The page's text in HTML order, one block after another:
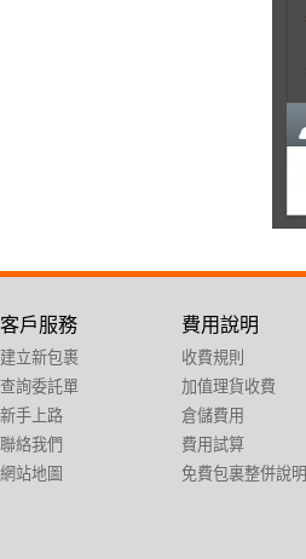
客戶服務
建立新包裹
查詢委託單
新手上路
聯絡我們
網站地圖
費用說明
收費規則
加值理貨收費
倉儲費用
費用試算
免費包裏整併說明